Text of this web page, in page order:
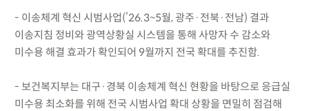
- 이송체계 혁신 시범사업(’26.3~5월, 광주·전북·전남) 결과
이송지침 정비와 광역상황실 시스템을 통해 사망자 수 감소와
미수용 해결 효과가 확인되어 9월까지 전국 확대를 추진함.
- 보건복지부는 대구·경북 이송체계 혁신 현황을 바탕으로 응급실
미수용 최소화를 위해 전국 시범사업 확대 상황을 면밀히 점검해